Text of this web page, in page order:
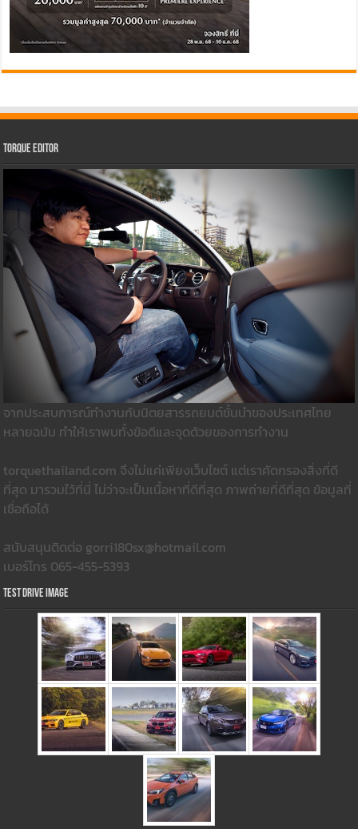
Torque Editor
จากประสบการณ์ทำงานกับนิตยสารรถยนต์ชั้นนำของประเทศไทย
หลายฉบับ ทำให้เราพบทั้งข้อดีและจุดด้วยของการทำงาน
torquethailand.com จึงไม่แค่เพียงเว็บไซต์ แต่เราคัดกรองสิ่งที่ดี
ที่สุด มารวมใว้ที่นี่ ไม่ว่าจะเป็นเนื้อหาที่ดีที่สุด ภาพถ่ายที่ดีที่สุด ข้อมูลที่
เชื่อถือได้
สนับสนุนติดต่อ gorri180sx@hotmail.com
เบอร์โทร 065-455-5393
Test Drive Image